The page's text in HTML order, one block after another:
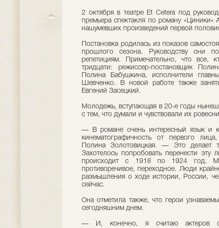
2 октября в театре Et Cetera под
премьера спектакля по роману
нашумевших произведений первой
Постановка родилась из показов
прошлого сезона. Руководству они
репетициям. Примечательно, что все,
тридцати: режиссер-постановщик
Полина Бабушкина, исполнители
Шевченко. В новой работе также
Евгений Засецкий.
Молодежь, вступающая в 20-е годы
с тем, что думали и чувствовали их
— В романе очень интересный язык и
кинематографичность от первого
Полина Золотовицкая. — Это делает
Захотелось попробовать перенести эту
происходит с 1918 по 1924 год.
противоречивое, переходное. Люди
размышления о ходе истории, России,
сейчас.
Она отметила также, что герои
сегодняшним днем.
— И, конечно, я считаю актеров